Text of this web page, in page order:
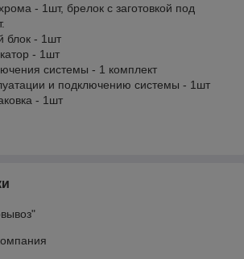
- 1шт, брелок с заготовкой под
блок - 1шт
- 1шт
системы - 1 комплект
и подключению системы - 1шт
- 1шт